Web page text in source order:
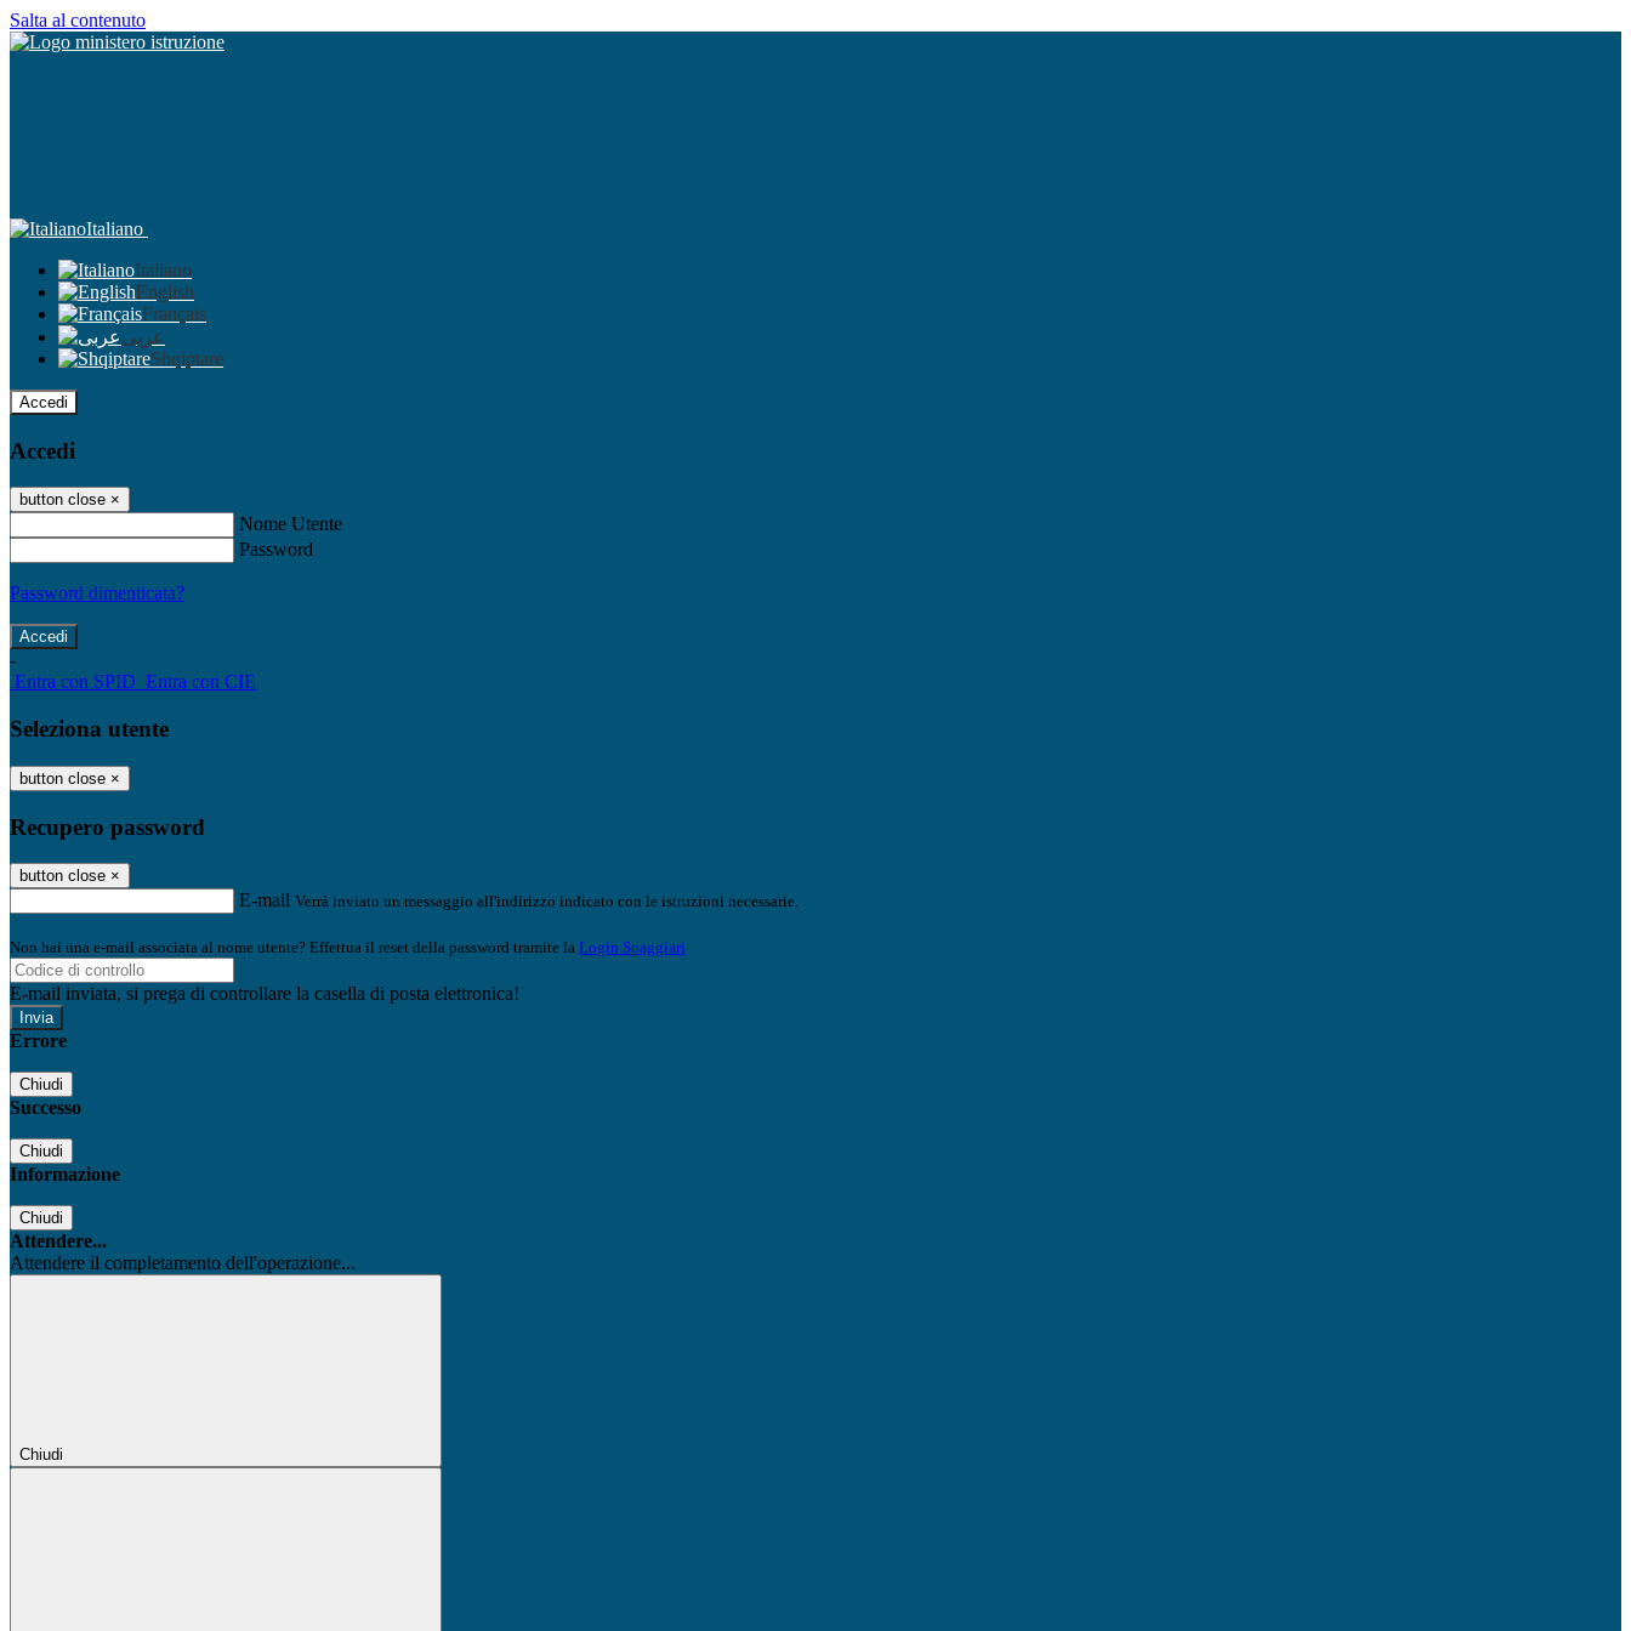
Salta al contenuto
Italiano
Italiano
English
Français
عربى
Shqiptare
Accedi
Accedi
button close ×
Nome Utente
Password
Password dimenticata?
-
Entra con SPID Entra con CIE
Seleziona utente
button close ×
Recupero password
button close ×
E-mail Verrà inviato un messaggio all'indirizzo indicato con le istruzioni necessarie.
Non hai una e-mail associata al nome utente? Effettua il reset della password tramite la Login Spaggiari
E-mail inviata, si prega di controllare la casella di posta elettronica!
Errore
Chiudi
Successo
Chiudi
Informazione
Chiudi
Attendere...
Attendere il completamento dell'operazione...
Chiudi